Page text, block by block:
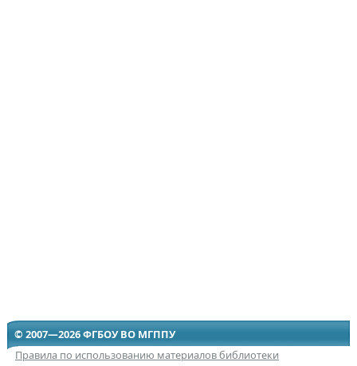
© 2007—2026 ФГБОУ ВО МГППУ
Правила по использованию материалов библиотеки